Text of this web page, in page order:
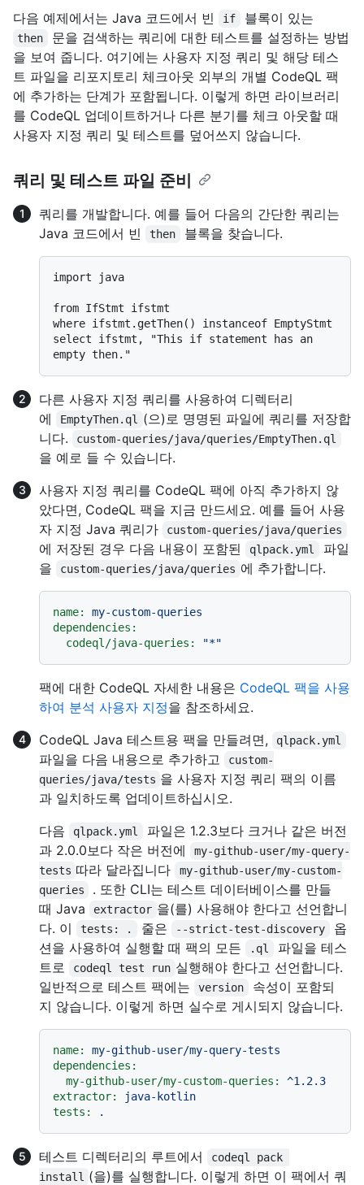
다음 예제에서는 Java 코드에서 빈 if 블록이 있는
then
문을 검색하는 쿼리에 대한 테스트를 설정하는 방법
을 보여 줍니다. 여기에는 사용자 지정 쿼리 및 해당 테스
트 파일을 리포지토리 체크아웃 외부의 개별 CodeQL 팩
에 추가하는 단계가 포함됩니다. 이렇게 하면 라이브러리
를 CodeQL 업데이트하거나 다른 분기를 체크 아웃할 때
사용자 지정 쿼리 및 테스트를 덮어쓰지 않습니다.
쿼리 및 테스트 파일 준비
쿼리를 개발합니다. 예를 들어 다음의 간단한 쿼리는
Java 코드에서 빈
then 블록을 찾습니다.
import java
from IfStmt ifstmt
where ifstmt.getThen() instanceof EmptyStmt
select ifstmt, "This if statement has an
다른 사용자 지정 쿼리를 사용하여 디렉터리
에
EmptyThen.ql
(으)로 명명된 파일에 쿼리를 저장합
니다.
custom-queries/java/queries/EmptyThen.ql
을 예로 들 수 있습니다.
사용자 지정 쿼리를 CodeQL 팩에 아직 추가하지 않
았다면, CodeQL 팩을 지금 만드세요. 예를 들어 사용
자 지정 Java 쿼리가
custom-queries/java/queries
에 저장된 경우 다음 내용이 포함된 qlpack.yml
파일
을
custom-queries/java/queries 에 추가합니다.
name:
my-custom-queries
dependencies:
codeql/java-queries:
"*"
팩에 대한 CodeQL 자세한 내용은 CodeQL 팩을 사용
하여 분석 사용자 지정을 참조하세요.
CodeQL Java 테스트용 팩을 만들려면,
qlpack.yml
파일을 다음 내용으로 추가하고
custom-
queries/java/tests 을 사용자 지정 쿼리 팩의 이름
과 일치하도록 업데이트하십시오.
다음
qlpack.yml
파일은 1.2.3보다 크거나 같은 버전
과 2.0.0보다 작은 버전에
my-github-user/my-query-
tests 따라 달라집니다
my-github-user/my-custom-
queries
. 또한 CLI는 테스트 데이터베이스를 만들
때 Java
extractor 을(를) 사용해야 한다고 선언합니
다. 이
tests: . 줄은 --strict-test-discovery
옵
션을 사용하여 실행할 때 팩의 모든
.ql
파일을 테스
트로
codeql test run 실행해야 한다고 선언합니다.
일반적으로 테스트 팩에는
version
속성이 포함되
지 않습니다. 이렇게 하면 실수로 게시되지 않습니다.
name:
my-github-user/my-query-tests
dependencies:
my-github-user/my-custom-queries:
^1.2.3
extractor:
java-kotlin
tests:
.
테스트 디렉터리의 루트에서
codeql pack
install (을)를 실행합니다. 이렇게 하면 이 팩에서 쿼